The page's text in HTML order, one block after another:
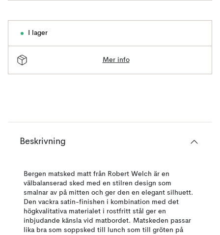
I lager
Mer info
Beskrivning
Bergen matsked matt från Robert Welch är en
välbalanserad sked med en stilren design som
smalnar av på mitten och ger den en elegant silhuett.
Den vackra satin-finishen i kombination med det
högkvalitativa materialet i rostfritt stål ger en
inbjudande känsla vid matbordet. Matskeden passar
lika bra som soppsked till lunch som till gröten på